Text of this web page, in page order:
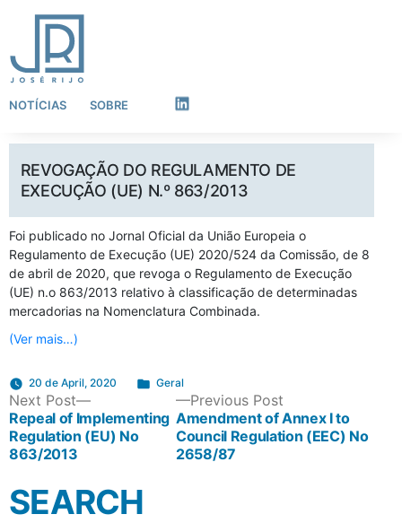
NOTÍCIAS SOBRE LinkedIn
REVOGAÇÃO DO REGULAMENTO DE
EXECUÇÃO (UE) N.º 863/2013
Foi publicado no Jornal Oficial da União Europeia o
Regulamento de Execução (UE) 2020/524 da Comissão, de 8
de abril de 2020, que revoga o Regulamento de Execução
(UE) n.o 863/2013 relativo à classificação de determinadas
mercadorias na Nomenclatura Combinada.
(Ver mais…)
20 de April, 2020
Posted
Geral
POST
NAVIGATION
Previous Post
post:
Amendment of Annex I to
Council Regulation (EEC) No
2658/87
Next Post
Next
post:
Repeal of Implementing
Regulation (EU) No
863/2013
SEARCH